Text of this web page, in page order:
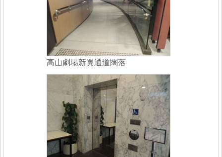
高山劇場新翼通道闊落